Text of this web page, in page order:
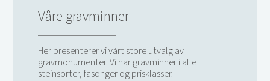
Våre gravminner
Her presenterer vi vårt store utvalg av
gravmonumenter. Vi har gravminner i alle
steinsorter, fasonger og prisklasser.